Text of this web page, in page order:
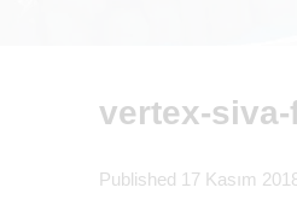
vertex-
Published 17 Kasım